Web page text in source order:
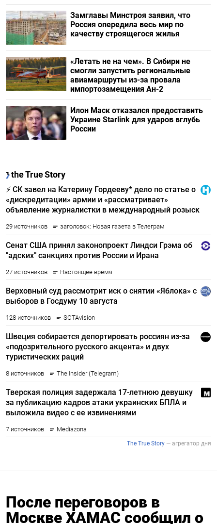
Замглавы Минстроя заявил, что
Россия опередила весь мир по
качеству строящегося жилья
«Летать не на чем». В Сибири не
смогли запустить региональные
авиамаршруты из-за провала
импортозамещения Ан-2
Илон Маск отказался предоставить
Украине Starlink для ударов вглубь
России
После переговоров в
Москве ХАМАС сообщил о